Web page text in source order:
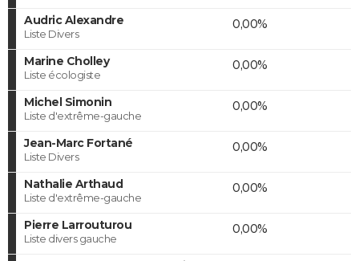
Audric Alexandre
Liste Divers
0,00%
Marine Cholley
Liste écologiste
0,00%
Michel Simonin
Liste d'extrême-gauche
0,00%
Jean-Marc Fortané
Liste Divers
0,00%
Nathalie Arthaud
Liste d'extrême-gauche
0,00%
Pierre Larrouturou
Liste divers gauche
0,00%